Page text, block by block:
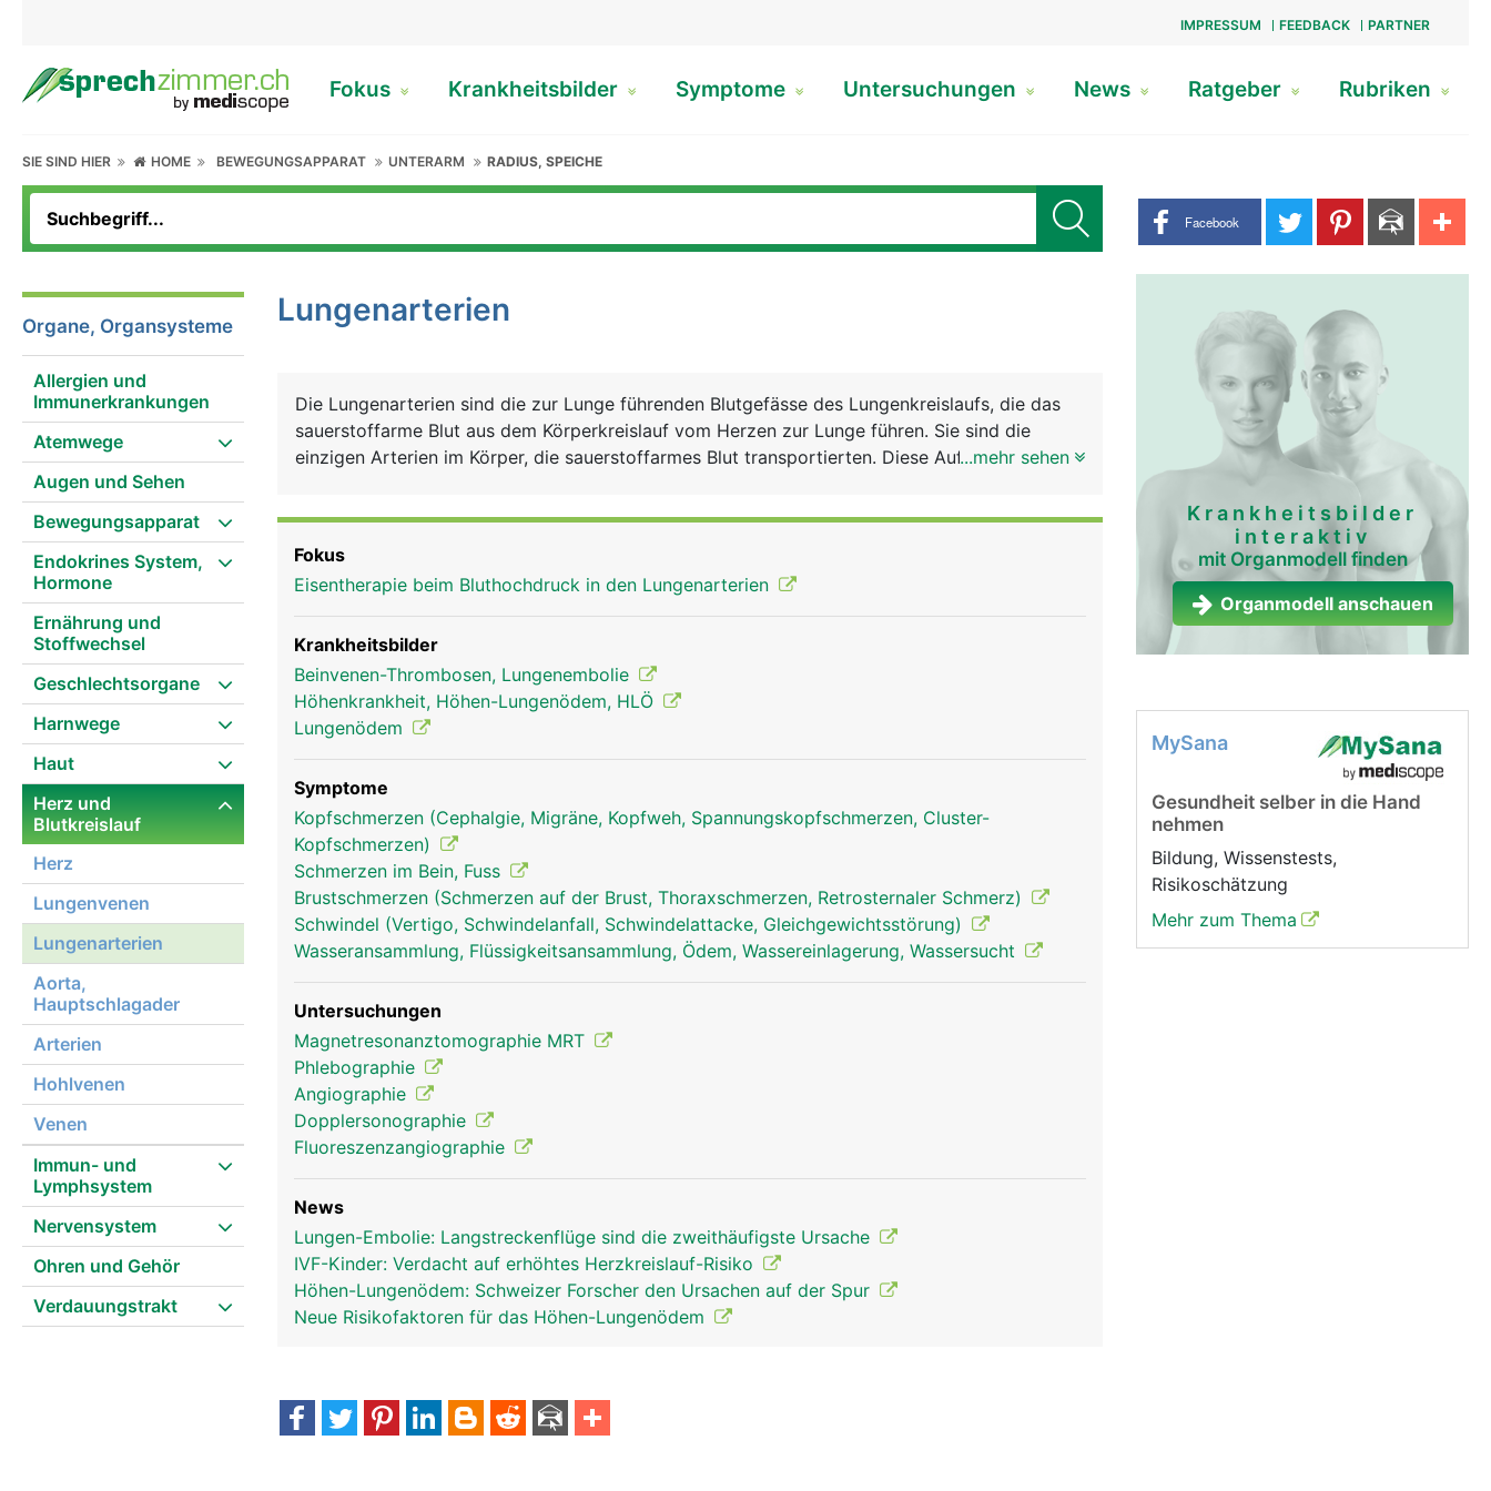
IMPRESSUM FEEDBACK PARTNER
Fokus Krankheitsbilder Symptome Untersuchungen News Ratgeber Rubriken
SIE SIND HIER HOME BEWEGUNGSAPPARAT UNTERARM RADIUS, SPEICHE
Share buttons
Facebook
Organe, Organsysteme
Allergien und
Immunerkrankungen
Atemwege
Augen und Sehen
Bewegungsapparat
Endokrines System,
Hormone
Ernährung und
Stoffwechsel
Geschlechtsorgane
Harnwege
Haut
Herz und
Blutkreislauf
Herz
Lungenvenen
Lungenarterien
Aorta,
Hauptschlagader
Arterien
Hohlvenen
Venen
Immun- und
Lymphsystem
Nervensystem
Ohren und Gehör
Verdauungstrakt
Lungenarterien
Die Lungenarterien sind die zur Lunge führenden Blutgefässe des Lungenkreislaufs, die das
sauerstoffarme Blut aus dem Körperkreislauf vom Herzen zur Lunge führen. Sie sind die
einzigen Arterien im Körper, die sauerstoffarmes Blut transportierten. Diese Aufgabe haben
lungenvenen mann lungenarterien frau
...mehr sehen
Fokus
Eisentherapie beim Bluthochdruck in den Lungenarterien
Krankheitsbilder
Beinvenen-Thrombosen, Lungenembolie
Höhenkrankheit, Höhen-Lungenödem, HLÖ
Lungenödem
Symptome
Kopfschmerzen (Cephalgie, Migräne, Kopfweh, Spannungskopfschmerzen, Cluster-
Kopfschmerzen)
Schmerzen im Bein, Fuss
Brustschmerzen (Schmerzen auf der Brust, Thoraxschmerzen, Retrosternaler Schmerz)
Schwindel (Vertigo, Schwindelanfall, Schwindelattacke, Gleichgewichtsstörung)
Wasseransammlung, Flüssigkeitsansammlung, Ödem, Wassereinlagerung, Wassersucht
Untersuchungen
Magnetresonanztomographie MRT
Phlebographie
Angiographie
Dopplersonographie
Fluoreszenzangiographie
News
Lungen-Embolie: Langstreckenflüge sind die zweithäufigste Ursache
IVF-Kinder: Verdacht auf erhöhtes Herzkreislauf-Risiko
Höhen-Lungenödem: Schweizer Forscher den Ursachen auf der Spur
Neue Risikofaktoren für das Höhen-Lungenödem
Krankheitsbilder
interaktiv
mit Organmodell finden
Organmodell anschauen
MySana
Gesundheit selber in die Hand
nehmen
Bildung, Wissenstests,
Risikoschätzung
Mehr zum Thema